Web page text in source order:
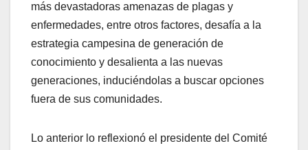
más devastadoras amenazas de plagas y
enfermedades, entre otros factores, desafía a la
estrategia campesina de generación de
conocimiento y desalienta a las nuevas
generaciones, induciéndolas a buscar opciones
fuera de sus comunidades.
Lo anterior lo reflexionó el presidente del Comité